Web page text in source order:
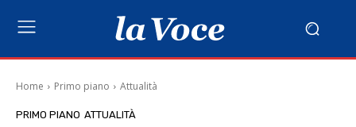
Home Primo piano Attualità
PRIMO PIANO ATTUALITÀ